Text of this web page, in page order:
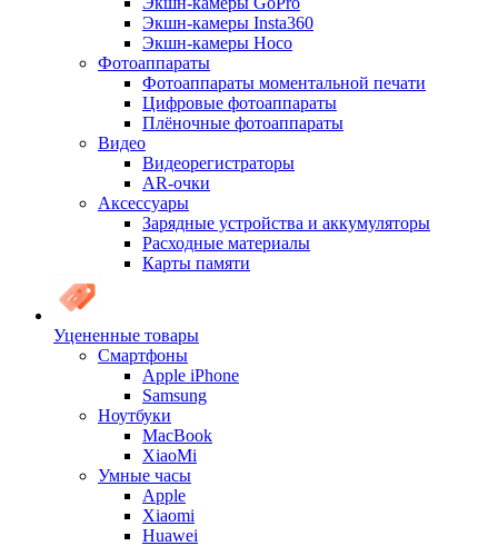
Экшн-камеры Insta360
Экшн-камеры Hoco
Фотоаппараты
Фотоаппараты моментальной печати
Цифровые фотоаппараты
Плёночные фотоаппараты
Видео
Видеорегистраторы
AR-очки
Аксессуары
Зарядные устройства и аккумуляторы
Расходные материалы
Карты памяти
Уцененные товары
Cмартфоны
Apple iPhone
Samsung
Ноутбуки
MacBook
XiaoMi
Умные часы
Apple
Xiaomi
Huawei